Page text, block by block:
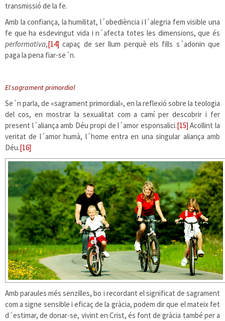
transmissió de la fe.
Amb la confiança, la humilitat, l´obediència i l´alegria fem visible una
fe que ha esdevingut vida i n´afecta totes les dimensions, que és
performativa,[14] capaç de ser llum perquè els fills s´adonin que
paga la pena fiar-se´n.
El sagrament primordial
Se´n parla, de «sagrament primordial», en la reflexió sobre la teologia
del cos, en mostrar la sexualitat com a camí per descobrir i fer
present l´aliança amb Déu propi de l´amor esponsalici.[15] Acollint la
veritat de l´amor humà, l´home entra en una singular aliança amb
Déu.[16]
Amb paraules més senzilles, bo i recordant el significat de sagrament
com a signe sensible i eficaç de la gràcia, podem dir que el mateix fet
d´estimar, de donar-se, vivint en Crist, és font de gràcia també per a